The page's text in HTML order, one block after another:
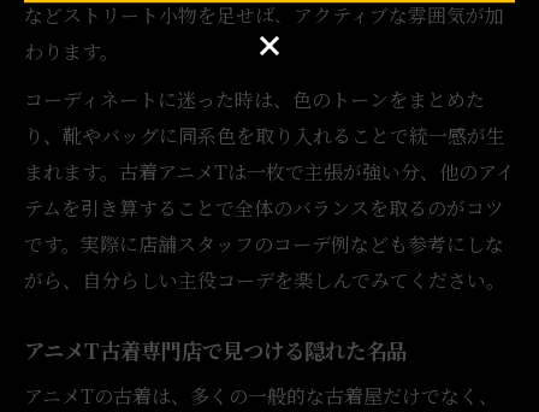
などストリート小物を足せば、アクティブな雰囲気が加
わります。
コーディネートに迷った時は、色のトーンをまとめた
り、靴やバッグに同系色を取り入れることで統一感が生
まれます。古着アニメTは一枚で主張が強い分、他のアイ
テムを引き算することで全体のバランスを取るのがコツ
です。実際に店舗スタッフのコーデ例なども参考にしな
がら、自分らしい主役コーデを楽しんでみてください。
アニメT古着専門店で見つける隠れた名品
アニメTの古着は、多くの一般的な古着屋だけでなく、
オンラインショップはこちら